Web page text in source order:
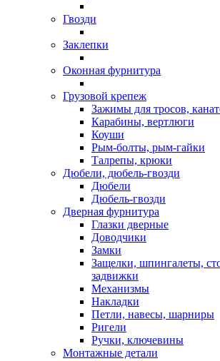
Гвозди
Заклепки
Оконная фурнитура
Грузовой крепеж
Зажимы для тросов,
Карабины, вертлюги
Коуши
Рым-болты, рым-гайки
Талрепы, крюки
Дюбели, дюбель-гвозди
Дюбели
Дюбель-гвозди
Дверная фурнитура
Глазки дверные
Доводчики
Замки
Защелки, шпингалеты,
задвижки
Механизмы
Накладки
Петли, навесы, шарниры
Ригели
Ручки, ключевины
Монтажные детали